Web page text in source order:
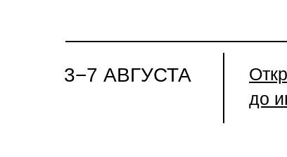
3−7 АВГУСТА
до